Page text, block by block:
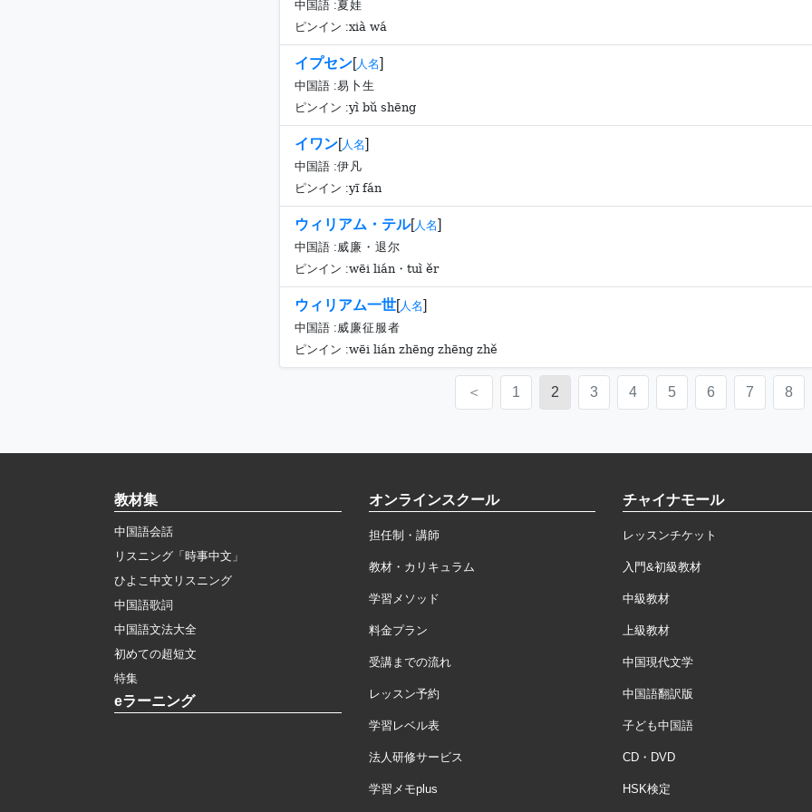
中国語 :夏娃
ピンイン :xià wá
イプセン[人名]
中国語 :易卜生
ピンイン :yì bǔ shēng
イワン[人名]
中国語 :伊凡
ピンイン :yī fán
ウィリアム・テル[人名]
中国語 :威廉・退尔
ピンイン :wēi lián・tuì ěr
ウィリアム一世[人名]
中国語 :威廉征服者
ピンイン :wēi lián zhēng zhēng zhě
＜ 1 2 3 4 5 6 7 8
教材集
中国語会話
リスニング「時事中文」
ひよこ中文リスニング
中国語歌詞
中国語文法大全
初めての超短文
特集
eラーニング
オンラインスクール
担任制・講師
教材・カリキュラム
学習メソッド
料金プラン
受講までの流れ
レッスン予約
学習レベル表
法人研修サービス
学習メモplus
チャイナモール
レッスンチケット
入門&初級教材
中級教材
上級教材
中国現代文学
中国語翻訳版
子ども中国語
CD・DVD
HSK検定